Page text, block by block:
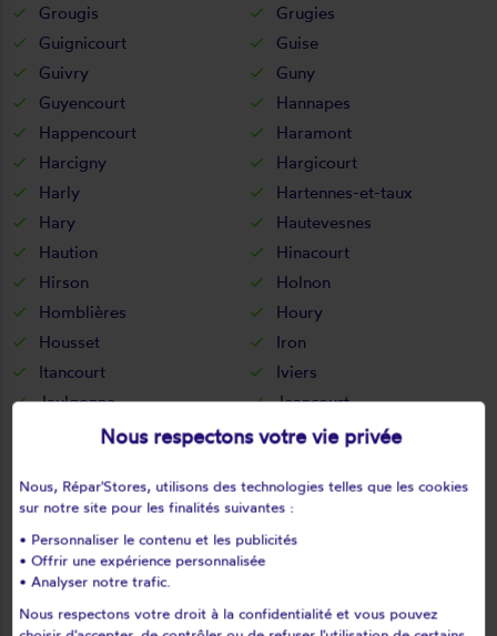
Grougis
Grugies
Guignicourt
Guise
Guivry
Guny
Guyencourt
Hannapes
Happencourt
Haramont
Harcigny
Hargicourt
Harly
Hartennes-et-taux
Hary
Hautevesnes
Haution
Hinacourt
Hirson
Holnon
Homblières
Houry
Housset
Iron
Itancourt
Iviers
Jaulgonne
Jeancourt
Joncourt
Jumigny
Jussy
La bouteille
La capelle
La celle-sous-montmirail
La chapelle-sur-chézy
La croix-sur-ourcq
Nous respectons votre vie privée
Nous, Répar'Stores, utilisons des technologies telles que les cookies
sur notre site pour les finalités suivantes :
• Personnaliser le contenu et les publicités
• Offrir une expérience personnalisée
• Analyser notre trafic.
Nous respectons votre droit à la confidentialité et vous pouvez